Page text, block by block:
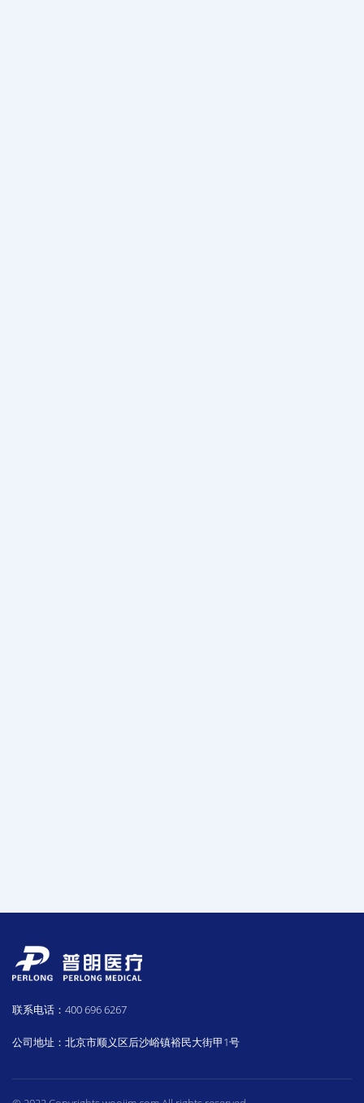
联系电话：400 696 6267
公司地址：北京市顺义区后沙峪镇裕民大街甲1号